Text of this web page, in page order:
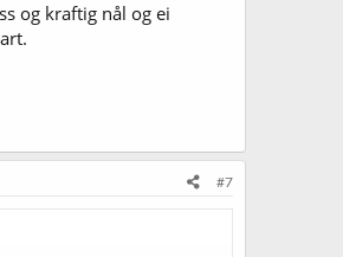
og kraftig nål og ei
#7